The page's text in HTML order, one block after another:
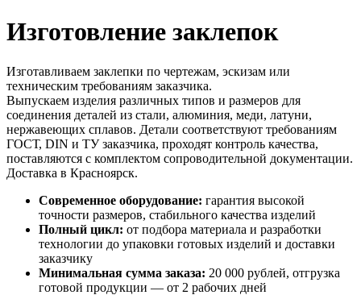
Изготовление заклепок
Изготавливаем заклепки по чертежам, эскизам или
техническим требованиям заказчика.
Выпускаем изделия различных типов и размеров для
соединения деталей из стали, алюминия, меди, латуни,
нержавеющих сплавов. Детали соответствуют требованиям
ГОСТ, DIN и ТУ заказчика, проходят контроль качества,
поставляются с комплектом сопроводительной документации.
Доставка в Красноярск.
Современное оборудование: гарантия высокой
точности размеров, стабильного качества изделий
Полный цикл: от подбора материала и разработки
технологии до упаковки готовых изделий и доставки
заказчику
Минимальная сумма заказа: 20 000 рублей, отгрузка
готовой продукции — от 2 рабочих дней